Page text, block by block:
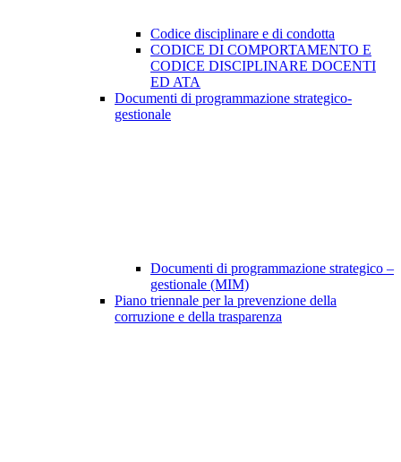
Codice disciplinare e di condotta
CODICE DI COMPORTAMENTO E
CODICE DISCIPLINARE DOCENTI
ED ATA
Documenti di programmazione strategico-
gestionale
Documenti di programmazione strategico –
gestionale (MIM)
Piano triennale per la prevenzione della
corruzione e della trasparenza